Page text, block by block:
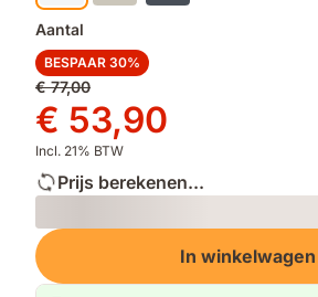
Aantal
BESPAAR 30%
Oorspronkelijke
prijs
€ 77,00
€ 77,00
Prijs
€ 53,90
€ 53,90
Incl. 21% BTW
Prijs berekenen...
Loading
In winkelwagen